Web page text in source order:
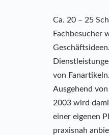
Ca. 20 – 25
Fachbesucher
von Fanartikeln.
Ausgehend
2003 wird
einer eigenen
praxisnah